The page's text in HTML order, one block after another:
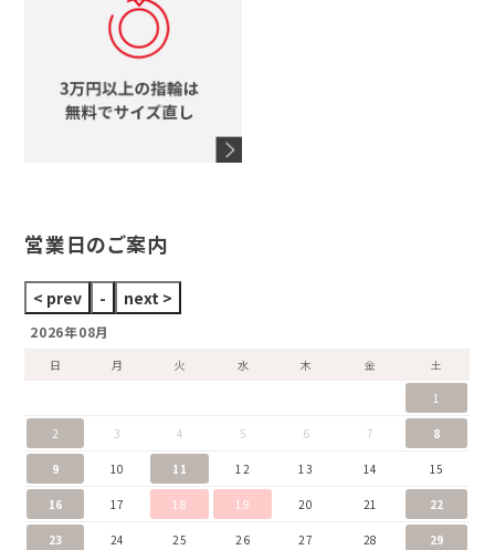
スタージュエリー
ウノアエレ
タグホイヤー
営業日のご案内
2026年08月
日 月 火 水 木 金
土
1
2 3 4 5 6 7 8
9 10 11 12 13 14 15
16 17 18 19 20 21 22
23 24 25 26 27 28 29